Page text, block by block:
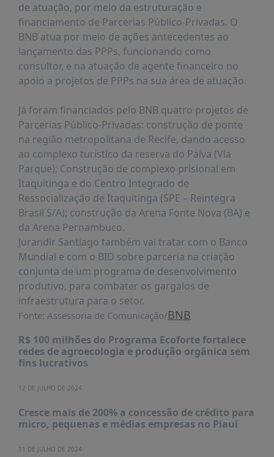
PRÊMIO
ABDE-
BID
PRÊMIO
ABDE
DE
SABER
+
CONTATO
de atuação, por meio da estruturação e
financiamento de Parcerias Público-Privadas. O
BNB atua por meio de ações antecedentes ao
lançamento das PPPs, funcionando como
consultor, e na atuação de agente financeiro no
apoio a projetos de PPPs na sua área de atuação.
Já foram financiados pelo BNB quatro projetos de
Parcerias Público-Privadas: construção de ponte
na região metropolitana de Recife, dando acesso
ao complexo turístico da reserva do Paiva (Via
Parque); Construção de complexo prisional em
Itaquitinga e do Centro Integrado de
Ressocialização de Itaquitinga (SPE – Reintegra
Brasil S/A); construção da Arena Fonte Nova (BA) e
da Arena Pernambuco.
Jurandir Santiago também vai tratar com o Banco
Mundial e com o BID sobre parceria na criação
conjunta de um programa de desenvolvimento
produtivo, para combater os gargalos de
infraestrutura para o setor.
Fonte: Assessoria de Comunicação/BNB
R$ 100 milhões do Programa Ecoforte fortalece
redes de agroecologia e produção orgânica sem
fins lucrativos
12 DE JULHO DE 2024
Cresce mais de 200% a concessão de crédito para
micro, pequenas e médias empresas no Piauí
11 DE JULHO DE 2024